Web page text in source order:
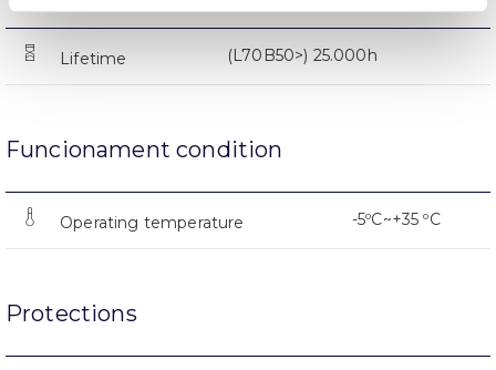
Lifetime (L70B50>) 25.000h
Funcionament condition
Operating temperature -5ºC~+35 ºC
Protections